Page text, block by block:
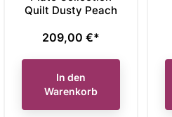
Quilt Dusty Peach
Preis
209,00 €*
In den
Warenkorb